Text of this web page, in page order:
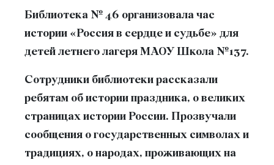
Библиотека № 46 организовала час
истории «Россия в сердце и судьбе» для
детей летнего лагеря МАОУ Школа №137.
Сотрудники библиотеки рассказали
ребятам об истории праздника, о великих
страницах истории России. Прозвучали
сообщения о государственных символах и
традициях, о народах, проживающих на